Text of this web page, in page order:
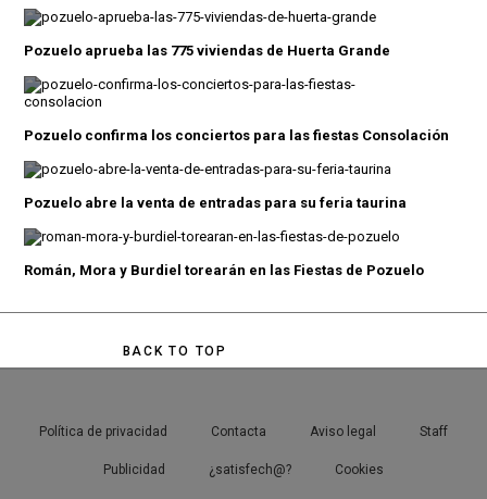
Pozuelo aprueba las 775 viviendas de Huerta Grande
Pozuelo confirma los conciertos para las fiestas Consolación
Pozuelo abre la venta de entradas para su feria taurina
Román, Mora y Burdiel torearán en las Fiestas de Pozuelo
BACK TO TOP
Política de privacidad Contacta Aviso legal Staff
Publicidad ¿satisfech@? Cookies